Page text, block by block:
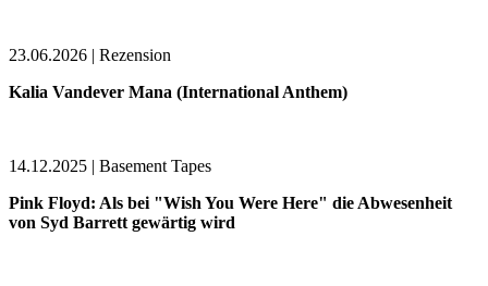
23.06.2026 | Rezension
Kalia Vandever Mana (International Anthem)
14.12.2025 | Basement Tapes
Pink Floyd: Als bei "Wish You Were Here" die Abwesenheit
von Syd Barrett gewärtig wird